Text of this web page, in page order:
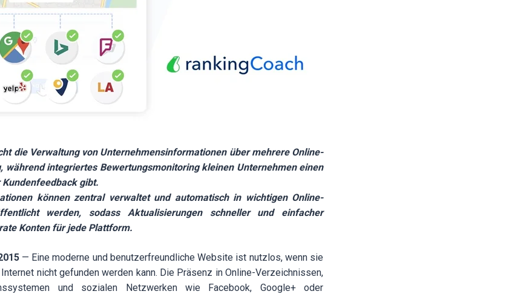
die Verwaltung von Unternehmensinformationen über mehrere Online-
während integriertes Bewertungsmonitoring kleinen Unternehmen einen
gibt.
können zentral verwaltet und automatisch in wichtigen Online-
werden, sodass Aktualisierungen schneller und einfacher
Konten für jede Plattform.
— Eine moderne und benutzerfreundliche Website ist nutzlos, wenn sie
nicht gefunden werden kann. Die Präsenz in Online-Verzeichnissen,
und sozialen Netzwerken wie Facebook, Google+ oder